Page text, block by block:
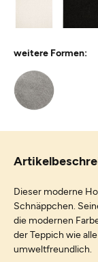
weitere Formen:
Dieser moderne
Schnäppchen.
die modernen
der Teppich wie
umweltfreundlich.